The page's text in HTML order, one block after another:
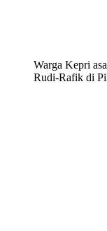
Warga Kepri
Rudi-Rafik di